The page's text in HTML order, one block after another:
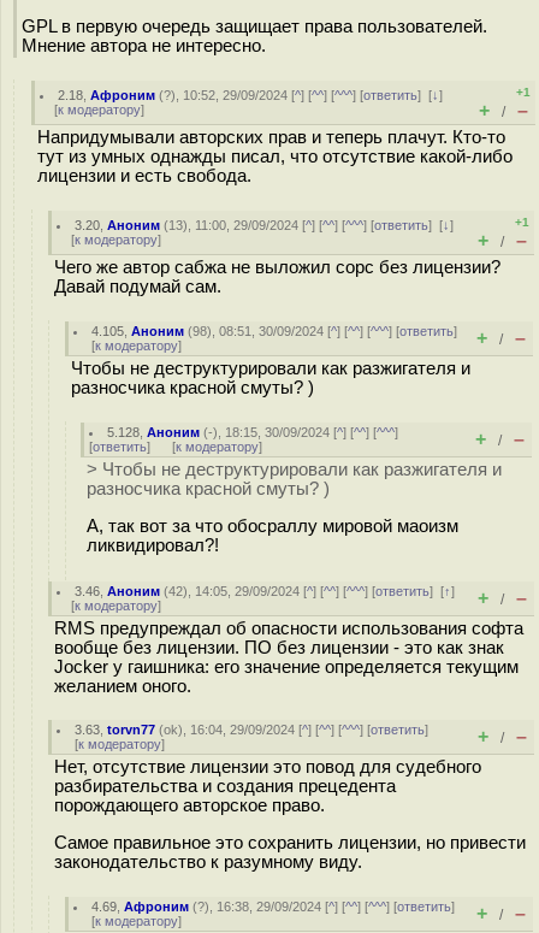
GPL в первую очередь защищает права пользователей.
Мнение автора не интересно.
2.18 ,Афроним (?), 10:52, 29/09/2024 [^] [^^] [^^^] [ответить][↓]
[к модератору]
+1
+ / –
Напридумывали авторских прав и теперь плачут. Кто-то
тут из умных однажды писал, что отсутствие какой-либо
лицензии и есть свобода.
3.20 ,Аноним (13), 11:00, 29/09/2024 [^] [^^] [^^^] [ответить][↓]
[к модератору]
+1
+ / –
Чего же автор сабжа не выложил сорс без лицензии?
Давай подумай сам.
4.105 ,Аноним (98), 08:51, 30/09/2024 [^] [^^] [^^^] [ответить]
[к модератору] + / –
Чтобы не деструктурировали как разжигателя и
разносчика красной смуты? )
5.128 ,Аноним (-), 18:15, 30/09/2024 [^] [^^] [^^^]
[ответить] [к модератору] + / –
> Чтобы не деструктурировали как разжигателя и
разносчика красной смуты? )
А, так вот за что обосраллу мировой маоизм
ликвидировал?!
3.46 ,Аноним (42), 14:05, 29/09/2024 [^] [^^] [^^^] [ответить][↑]
[к модератору] + / –
RMS предупреждал об опасности использования софта
вообще без лицензии. ПО без лицензии - это как знак
Jocker у гаишника: его значение определяется текущим
желанием оного.
3.63 ,torvn77 (ok), 16:04, 29/09/2024 [^] [^^] [^^^] [ответить]
[к модератору] + / –
Нет, отсутствие лицензии это повод для судебного
разбирательства и создания прецедента
порождающего авторское право.
Самое правильное это сохранить лицензии, но привести
законодательство к разумному виду.
4.69 ,Афроним (?), 16:38, 29/09/2024 [^] [^^] [^^^] [ответить]
[к модератору] + / –